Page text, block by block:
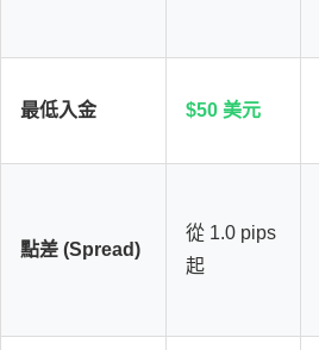
最低入金 $50 美元
點差 (Spread)
從 1.0 pips
起